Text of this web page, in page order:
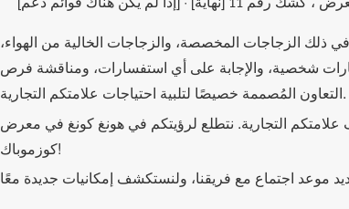
ذلك الزجاجات المخصصة، والزجاجات الخالية من الهواء،
شخصية، والإجابة على أي استفسارات، ومناقشة فرص
التعاون المُصممة خصيصًا لتلبية احتياجات علامتكم التجارية.
علامتكم التجارية. نتطلع لرؤيتكم في هونغ كونغ في معرض
كوزموباك!